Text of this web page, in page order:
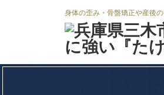
身体の歪み・骨盤矯正や産後